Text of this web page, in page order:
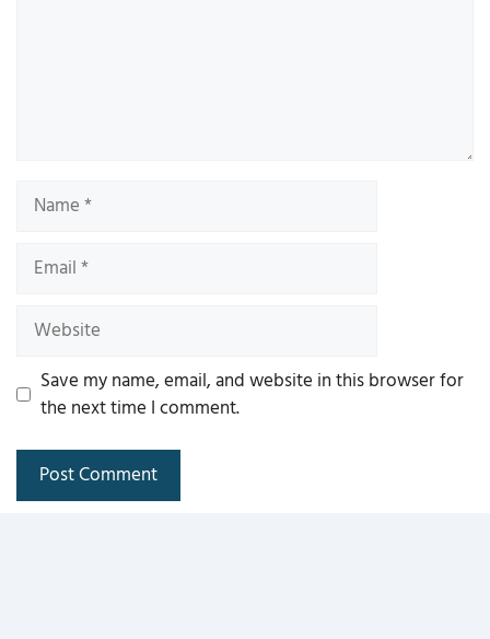
Name
Email
Website
Save my name, email, and website in this browser for
the next time I comment.